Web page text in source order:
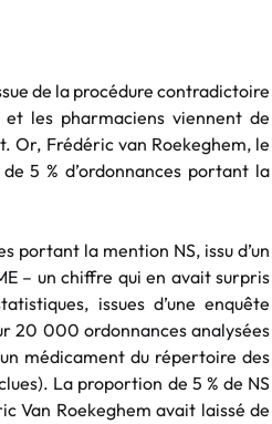
de la procédure contradictoire
et les pharmaciens viennent de
Or, Frédéric van Roekeghem, le
5 % d’ordonnances portant la
portant la mention NS, issu d’un
– un chiffre qui en avait surpris
issues d’une enquête
20 000 ordonnances analysées
médicament du répertoire des
La proportion de 5 % de NS
Van Roekeghem avait laissé de